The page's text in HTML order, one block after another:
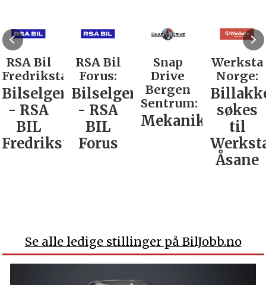
RSA Bil
Fredrikstad:
Bilselger
- RSA
BIL
Fredrikstad
RSA Bil
Forus:
Bilselger
- RSA
BIL
Forus
Snap
Drive
Bergen
Sentrum:
Mekaniker
Werksta
Norge:
søkes
til
Åsane
Se alle ledige stillinger på BilJobb.no